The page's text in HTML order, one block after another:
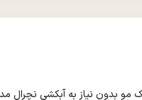
مو بدون نیاز به آبکشی نچرال